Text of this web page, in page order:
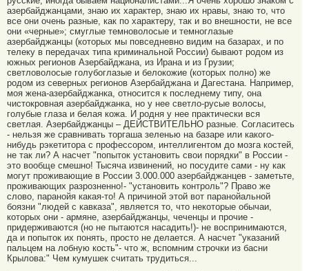
азербайджанцами, знаю их характер, знаю их нравы, знаю то, что
все они очень разные, как по характеру, так и во внешности, не все
они «черные»; смуглые темноволосые и темноглазые
азербайджанцы (которых мы повседневно видим на базарах, и по
телеку в передачах типа криминальной России) бывают родом из
южных регионов Азербайджана, из Ирана и из Грузии;
светловолосые голубоглазые и белокожие (которых полно) же
родом из северных регионов Азербайджана и Дагестана. Например,
моя жена-азербайджанка, относится к последнему типу, она
чистокровная азербайджанка, но у нее светло-русые волосы,
голубые глаза и белая кожа. И родня у нее практически вся
светлая. Азербайджанцы – ДЕЙСТВИТЕЛЬНО разные. Согласитесь
- нельзя же сравнивать торгаша зеленью на базаре или какого-
нибудь рэкетитора с профессором, интеллигентом до мозга костей,
не так ли? А насчет "попыток установить свои порядки" в России -
это вообще смешно! Тысяча извинений, но посудите сами - ну как
могут проживающие в России 3.000.000 азербайджанцев - заметьте,
проживающих разрозненно!- "установить контроль"? Право же
слово, паранойя какая-то! А причиной этой вот паранойальной
боязни "людей с кавказа", является то, что некоторые обычаи,
которых они - армяне, азербайджанцы, чеченцы и прочие -
придерживаются (но не пытаются насадить!)- не воспринимаются,
да и попыток их понять, просто не делается. А насчет "указаний
пальцем на лобную кость"- что ж, вспомним строчки из басни
Крылова:" Чем кумушек считать трудиться...